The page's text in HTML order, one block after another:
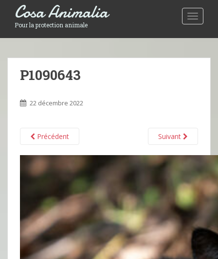
Toggle
Cosa Animalia
Pour la protection animale
P1090643
22 décembre 2022
Précédent Suivant